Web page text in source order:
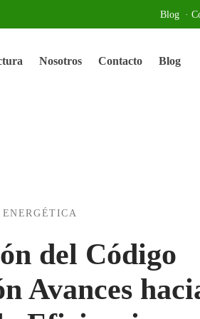
Blog ·
Nosotros Contacto Blog
del Código
Avances